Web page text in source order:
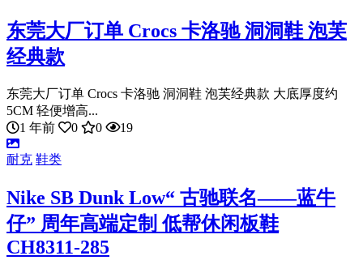
东莞大厂订单 Crocs 卡洛驰 洞洞鞋 泡芙
经典款
东莞大厂订单 Crocs 卡洛驰 洞洞鞋 泡芙经典款 大底厚度约
5CM 轻便增高...
1 年前
0 0 19
耐克 鞋类
Nike SB Dunk Low“ 古驰联名——蓝牛
仔” 周年高端定制 低帮休闲板鞋
CH8311-285